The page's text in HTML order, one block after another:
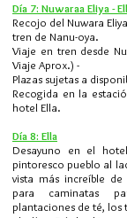
Día 7: Nuwaraa Eliya -
Recojo del Nuwara
tren de Nanu-oya.
Viaje en tren desde
Viaje Aprox.) -
Plazas sujetas a
Recogida en la
hotel Ella.
Día 8: Ella
Desayuno en el
pintoresco pueblo al
vista más increíble
para caminatas
plantaciones de té, los